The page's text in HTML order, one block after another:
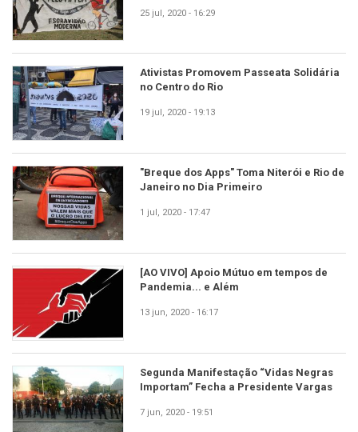
25 jul, 2020 - 16:29
Ativistas Promovem Passeata Solidária
no Centro do Rio
19 jul, 2020 - 19:13
"Breque dos Apps" Toma Niterói e Rio de
Janeiro no Dia Primeiro
1 jul, 2020 - 17:47
[AO VIVO] Apoio Mútuo em tempos de
Pandemia... e Além
13 jun, 2020 - 16:17
Segunda Manifestação “Vidas Negras
Importam” Fecha a Presidente Vargas
7 jun, 2020 - 19:51